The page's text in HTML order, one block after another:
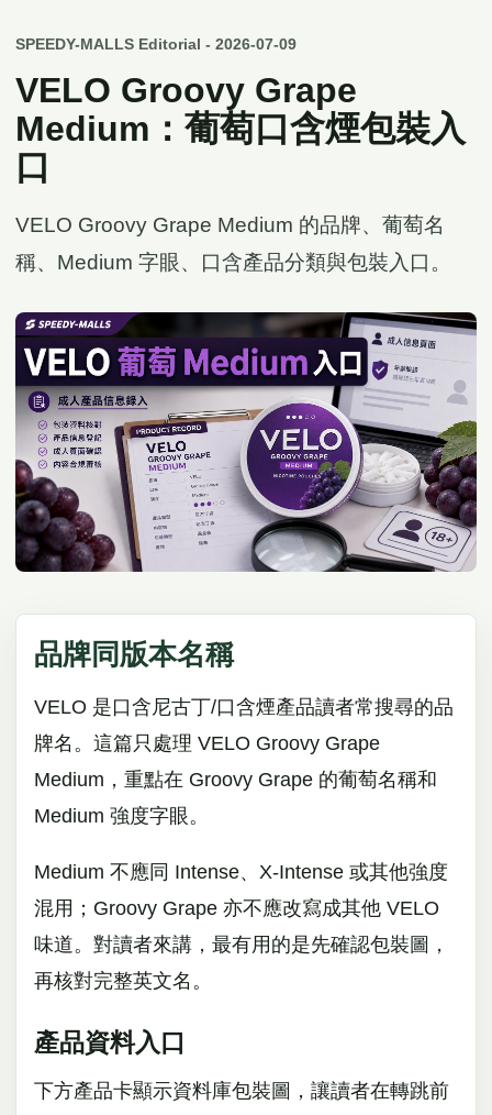
SPEEDY-MALLS Editorial - 2026-07-09
VELO Groovy Grape
Medium：葡萄口含煙包裝入
口
VELO Groovy Grape Medium 的品牌、葡萄名
稱、Medium 字眼、口含產品分類與包裝入口。
品牌同版本名稱
VELO 是口含尼古丁/口含煙產品讀者常搜尋的品
牌名。這篇只處理 VELO Groovy Grape
Medium，重點在 Groovy Grape 的葡萄名稱和
Medium 強度字眼。
Medium 不應同 Intense、X-Intense 或其他強度
混用；Groovy Grape 亦不應改寫成其他 VELO
味道。對讀者來講，最有用的是先確認包裝圖，
再核對完整英文名。
產品資料入口
下方產品卡顯示資料庫包裝圖，讓讀者在轉跳前